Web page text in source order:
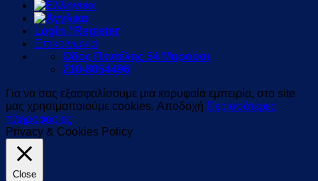
Login / Register
Επικοινωνία
Οδός Πεντέλης 54 Μαρούσι
210-8054496
Για να σας εξασφαλίσουμε μια κορυφαία εμπειρία, στο site
μας χρησιμοποιούμε cookies. Αποδοχή Περισσότερες
πληροφορίες
Privacy & Cookies Policy
Close